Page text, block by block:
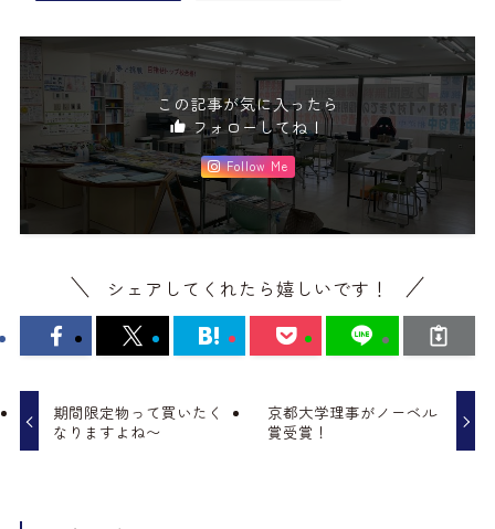
この記事が気に入ったら
フォローしてね！
Follow Me
シェアしてくれたら嬉しいです！
期間限定物って買いたく
なりますよね〜
京都大学理事がノーベル
賞受賞！